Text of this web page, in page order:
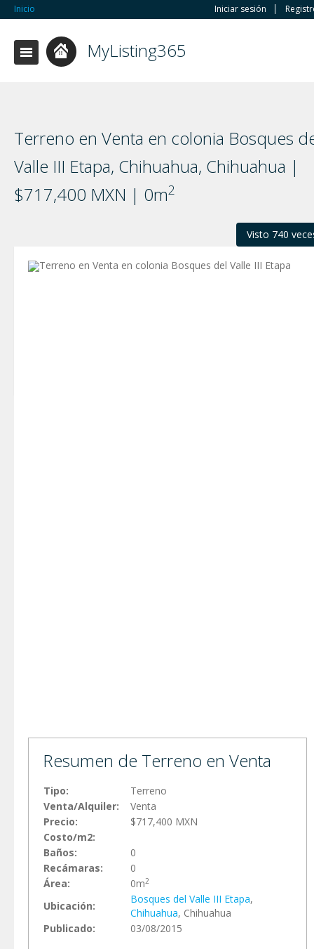
Inicio Iniciar sesión
MyListing365
Terreno en Venta en colonia Bosques
Valle III Etapa, Chihuahua, Chihuahua |
$717,400 MXN | 0m2
Visto 740
Resumen de Terreno en Venta
Tipo:
Terreno
Venta/Alquiler:
Venta
Precio:
$717,400 MXN
Costo/m2:
Baños:
0
Recámaras:
0
Área:
0m2
Ubicación:
Bosques del Valle III Etapa,
Chihuahua, Chihuahua
Publicado:
03/08/2015